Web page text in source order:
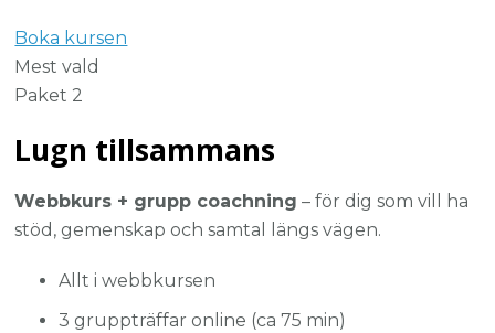
Boka kursen
Mest vald
Paket 2
Lugn tillsammans
Webbkurs + grupp coachning – för dig som vill ha
stöd, gemenskap och samtal längs vägen.
Allt i webbkursen
3 gruppträffar online (ca 75 min)